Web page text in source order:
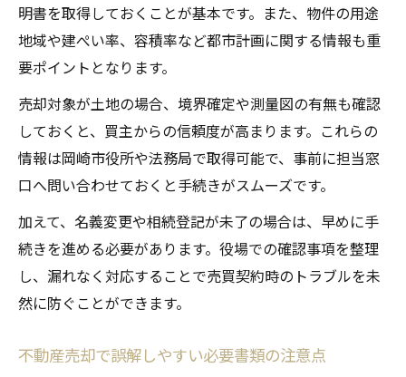
明書を取得しておくことが基本です。また、物件の用途
地域や建ぺい率、容積率など都市計画に関する情報も重
要ポイントとなります。
売却対象が土地の場合、境界確定や測量図の有無も確認
しておくと、買主からの信頼度が高まります。これらの
情報は岡崎市役所や法務局で取得可能で、事前に担当窓
口へ問い合わせておくと手続きがスムーズです。
加えて、名義変更や相続登記が未了の場合は、早めに手
続きを進める必要があります。役場での確認事項を整理
し、漏れなく対応することで売買契約時のトラブルを未
然に防ぐことができます。
不動産売却で誤解しやすい必要書類の注意点